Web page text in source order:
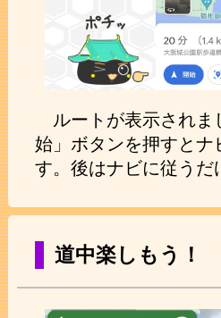
ルートが表示されま
始」ボタンを押すとナ
す。後はナビに従うだ
道中楽しもう！